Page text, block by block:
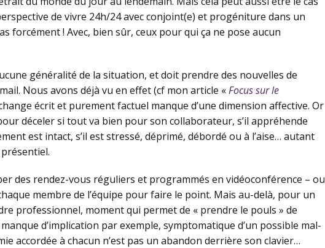
de vivre 24h/24 avec conjoint(e) et progéniture dans un
forcément ! Avec, bien sûr, ceux pour qui ça ne pose aucun
généralité de la situation, et doit prendre des nouvelles de
Nous avons déjà vu en effet (cf mon article «Focus sur le
écrit et purement factuel manque d’une dimension affective. Or
déceler si tout va bien pour son collaborateur, s’il appréhende
est intact, s’il est stressé, déprimé, débordé ou à l’aise… autant
des rendez-vous réguliers et programmés en vidéoconférence – ou
membre de l’équipe pour faire le point. Mais au-delà, pour un
professionnel, moment qui permet de « prendre le pouls » de
d’implication par exemple, symptomatique d’un possible mal-
accordée à chacun n’est pas un abandon derrière son clavier…